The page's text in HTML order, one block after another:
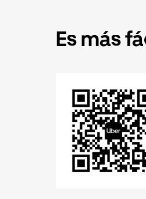
Es más